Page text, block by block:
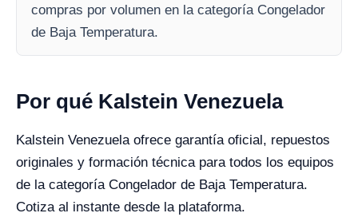
compras por volumen en la categoría Congelador
de Baja Temperatura.
Por qué Kalstein Venezuela
Kalstein Venezuela ofrece garantía oficial, repuestos
originales y formación técnica para todos los equipos
de la categoría Congelador de Baja Temperatura.
Cotiza al instante desde la plataforma.